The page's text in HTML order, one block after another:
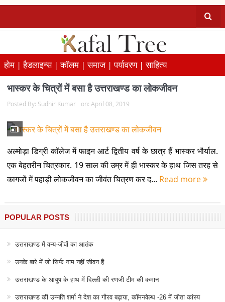
होम |हैडलाइन्स |कॉलम |समाज |पर्यावरण |साहित्य
भास्कर के चित्रों में बसा है उत्तराखण्ड का लोकजीवन
Posted By: Sudhir Kumar on: April 08, 2019
अल्मोड़ा डिग्री कॉलेज में फाइन आर्ट द्वितीय वर्ष के छात्र हैं भास्कर भौर्याल.
एक बेहतरीन चित्रकार. 19 साल की उम्र में ही भास्कर के हाथ जिस तरह से
कागजों में पहाड़ी लोकजीवन का जीवंत चित्रण कर द... Read more
POPULAR POSTS
उत्तराखण्ड में वन्य-जीवों का आतंक
उनके बारे में जो सिर्फ नाम नहीं जीवन हैं
उत्तराखण्ड के आयुष के हाथ में दिल्ली की रणजी टीम की कमान
उत्तराखण्ड की उन्नति शर्मा ने देश का गौरव बढ़ाया, कॉमनवेल्थ -26 में जीता कांस्य